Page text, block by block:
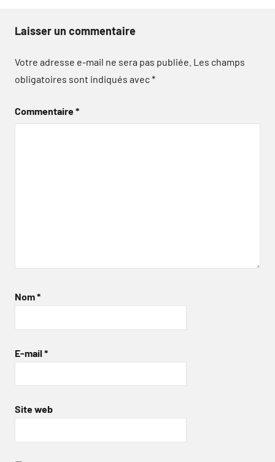
Laisser un commentaire
Votre adresse e-mail ne sera pas publiée. Les champs
obligatoires sont indiqués avec*
Commentaire*
Nom*
E-mail *
Site web